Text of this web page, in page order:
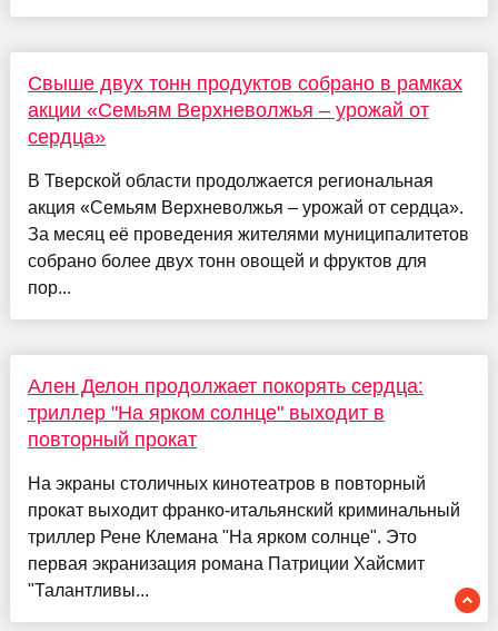
Свыше двух тонн продуктов собрано в рамках
акции «Семьям Верхневолжья – урожай от
сердца»
В Тверской области продолжается региональная
акция «Семьям Верхневолжья – урожай от сердца».
За месяц её проведения жителями муниципалитетов
собрано более двух тонн овощей и фруктов для
пор...
Ален Делон продолжает покорять сердца:
триллер "На ярком солнце" выходит в
повторный прокат
На экраны столичных кинотеатров в повторный
прокат выходит франко-итальянский криминальный
триллер Рене Клемана "На ярком солнце". Это
первая экранизация романа Патриции Хайсмит
"Талантливы...